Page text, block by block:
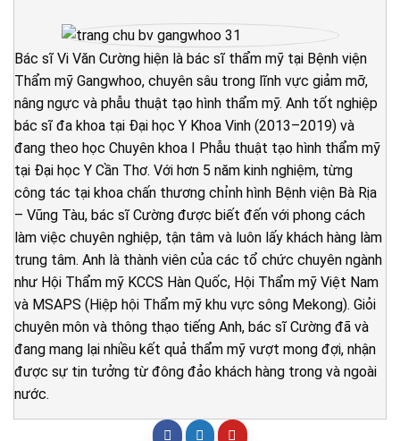
Bác sĩ Vi Văn Cường hiện là bác sĩ thẩm mỹ tại Bệnh viện
Thẩm mỹ Gangwhoo, chuyên sâu trong lĩnh vực giảm mỡ,
nâng ngực và phẫu thuật tạo hình thẩm mỹ. Anh tốt nghiệp
bác sĩ đa khoa tại Đại học Y Khoa Vinh (2013–2019) và
đang theo học Chuyên khoa I Phẫu thuật tạo hình thẩm mỹ
tại Đại học Y Cần Thơ. Với hơn 5 năm kinh nghiệm, từng
công tác tại khoa chấn thương chỉnh hình Bệnh viện Bà Rịa
– Vũng Tàu, bác sĩ Cường được biết đến với phong cách
làm việc chuyên nghiệp, tận tâm và luôn lấy khách hàng làm
trung tâm. Anh là thành viên của các tổ chức chuyên ngành
như Hội Thẩm mỹ KCCS Hàn Quốc, Hội Thẩm mỹ Việt Nam
và MSAPS (Hiệp hội Thẩm mỹ khu vực sông Mekong). Giỏi
chuyên môn và thông thạo tiếng Anh, bác sĩ Cường đã và
đang mang lại nhiều kết quả thẩm mỹ vượt mong đợi, nhận
được sự tin tưởng từ đông đảo khách hàng trong và ngoài
nước.